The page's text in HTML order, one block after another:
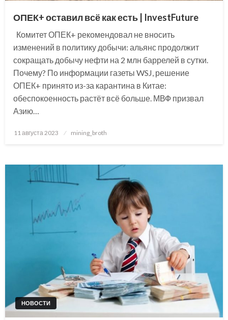
ОПЕК+ оставил всё как есть | InvestFuture
Комитет ОПЕК+ рекомендовал не вносить
изменений в политику добычи: альянс продолжит
сокращать добычу нефти на 2 млн баррелей в сутки.
Почему? По информации газеты WSJ, решение
ОПЕК+ принято из-за карантина в Китае:
обеспокоенность растёт всё больше. МВФ призвал
Азию…
Posted
11 августа 2023 mining_broth
НОВОСТИ